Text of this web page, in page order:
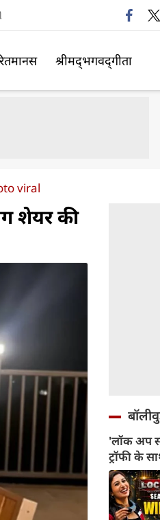
श्रीमद्‍भगवद्‍गीता
viral
शेयर की
'लॉक अप
ट्रॉफी के